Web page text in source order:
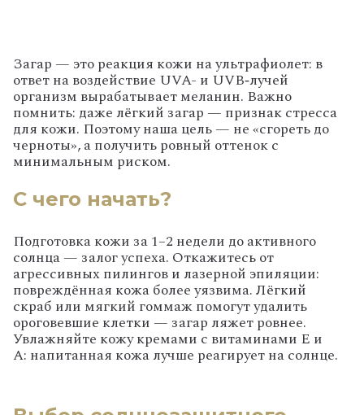
Загар — это реакция кожи на ультрафиолет: в
ответ на воздействие UVA- и UVB‑лучей
организм вырабатывает меланин. Важно
помнить: даже лёгкий загар — признак стресса
для кожи. Поэтому наша цель — не «сгореть до
черноты», а получить ровный оттенок с
минимальным риском.
С чего начать?
Подготовка кожи за 1–2 недели до активного
солнца — залог успеха. Откажитесь от
агрессивных пилингов и лазерной эпиляции:
повреждённая кожа более уязвима. Лёгкий
скраб или мягкий гоммаж помогут удалить
ороговевшие клетки — загар ляжет ровнее.
Увлажняйте кожу кремами с витаминами Е и
А: напитанная кожа лучше реагирует на солнце.